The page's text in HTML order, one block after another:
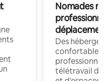
Nomades
déplacement
Des
confortables
professionnels
télétravail